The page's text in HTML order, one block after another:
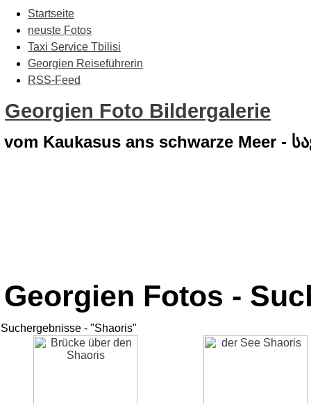
Startseite
neuste Fotos
Taxi Service Tbilisi
Georgien Reiseführerin
RSS-Feed
Georgien Foto Bildergalerie
vom Kaukasus ans schwarze Meer -
Georgien Fotos -
Suchergebnisse - "Shaoris"